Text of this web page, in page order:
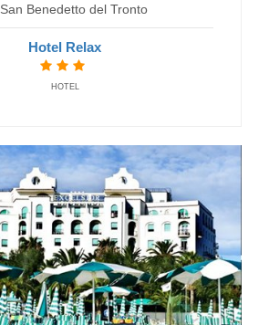
San Benedetto del Tronto
Hotel Relax
HOTEL